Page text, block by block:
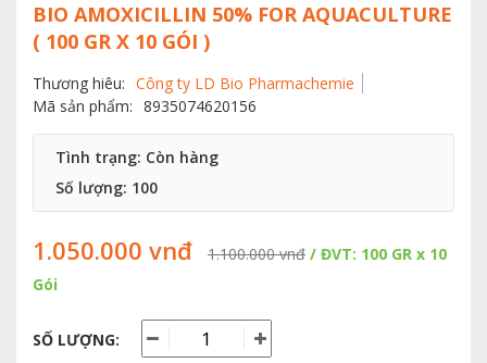
BIO AMOXICILLIN 50% FOR AQUACULTURE
( 100 GR X 10 GÓI )
Thương hiêu: Công ty LD Bio Pharmachemie
Mã sản phẩm: 8935074620156
Tình trạng: Còn hàng
Số lượng: 100
1.050.000 vnđ 1.100.000 vnđ / ĐVT: 100 GR x 10
Gói
SỐ LƯỢNG: